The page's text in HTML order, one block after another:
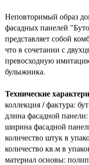
Неповторимый образ
фасадных панелей
представляет собой
что в сочетании с
превосходную
булыжника.
Технические
коллекция / фактура: бут
длина фасадной
ширина фасадной
количество штук в
количество кв.м в
материал основы: